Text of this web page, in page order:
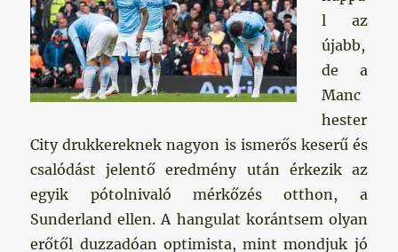
l az
újabb,
de a
Manc
hester
City drukkereknek nagyon is ismerős keserű és
csalódást jelentő eredmény után érkezik az
egyik pótolnivaló mérkőzés otthon, a
Sunderland ellen. A hangulat korántsem olyan
erőtől duzzadóan optimista, mint mondjuk jó